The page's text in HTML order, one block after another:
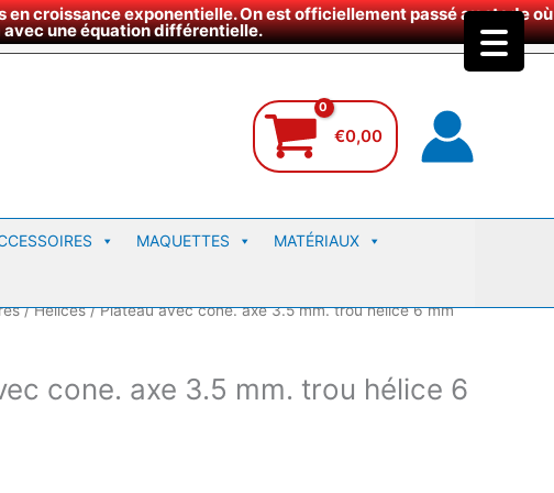
croissance exponentielle. On est officiellement passé au stade où
avec une équation différentielle.
visite
€0,00
MAQUETTES MATÉRIAUX
/Hélices/ Plateau avec cone. axe 3.5 mm. trou hélice 6 mm
cone. axe 3.5 mm. trou hélice 6